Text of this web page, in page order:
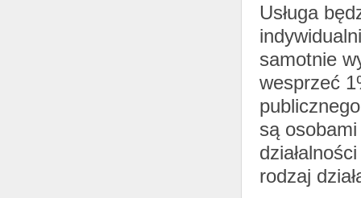
Usługa
samotnie
wesprzeć
są
rodzaj